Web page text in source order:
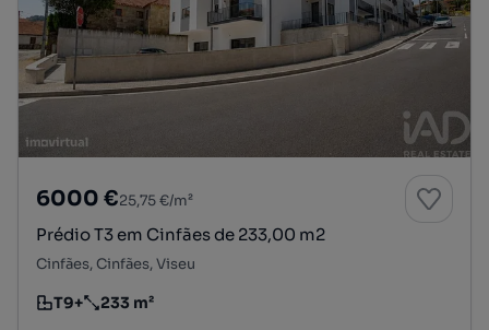
6000 €25,75 €/m²
Prédio T3 em Cinfães de 233,00 m2
Cinfães, Cinfães, Viseu
Tipologia
T9+
Preço por metro quadrado
233 m²